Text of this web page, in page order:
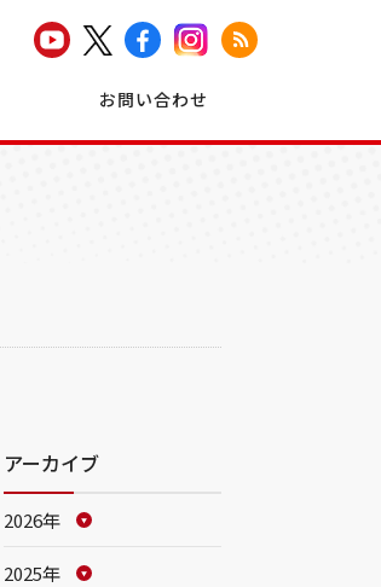
お問い合わせ
アーカイブ
2026年
2025年